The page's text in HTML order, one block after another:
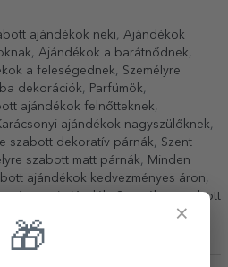
ajándékok neki, Ajándékok
, Ajándékok a barátnődnek,
a feleségednek, Személyre
dekorációk, Parfümök,
ajándékok felnőtteknek,
ajándékok nagyszülőknek,
szabott dekoratív párnák, Szent
szabott matt párnák, Minden
ajándékok kedvezményes áron,
ajándék,Személyre szabott
×
🎁